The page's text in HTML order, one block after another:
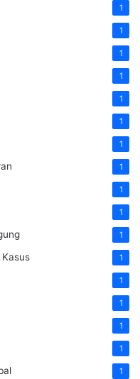
1
1
1
1
1
1
1
1
1
1
1
1
1
1
1
1
1